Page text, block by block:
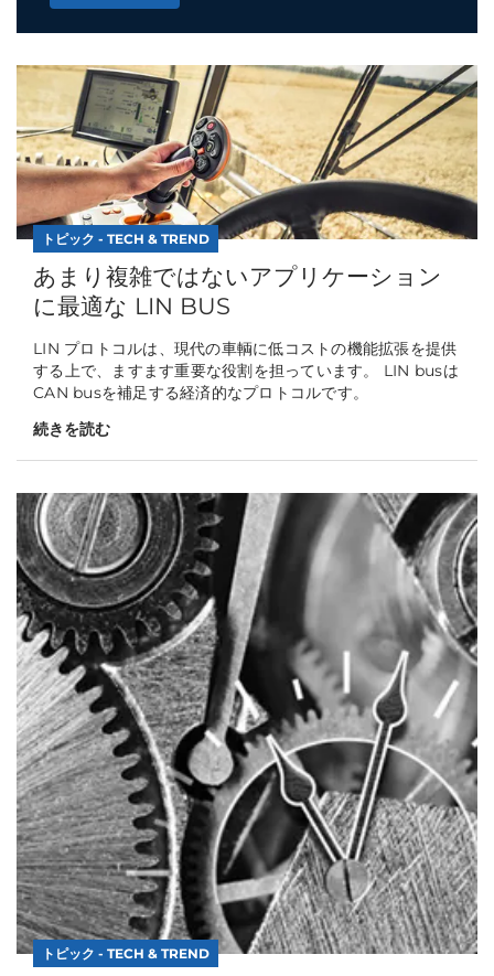
トピック - TECH & TREND
あまり複雑ではないアプリケーション
に最適な LIN BUS
LIN プロトコルは、現代の車輌に低コストの機能拡張を提供
する上で、ますます重要な役割を担っています。 LIN busは
CAN busを補足する経済的なプロトコルです。
続きを読む
トピック - TECH & TREND